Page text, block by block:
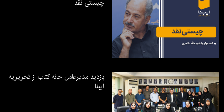
چیستی نقد
بازدید مدیرعامل خانه کتاب از تحریریه
ایبنا